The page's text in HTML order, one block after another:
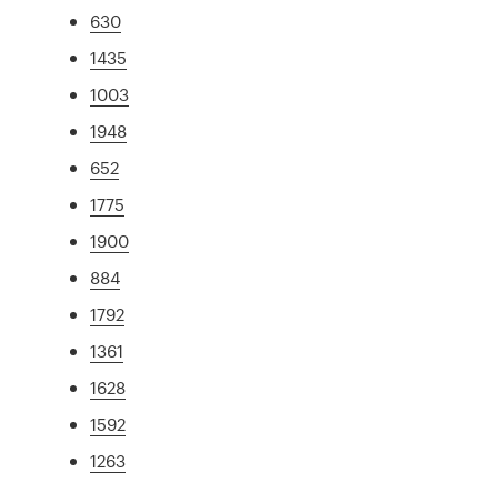
630
1435
1003
1948
652
1775
1900
884
1792
1361
1628
1592
1263